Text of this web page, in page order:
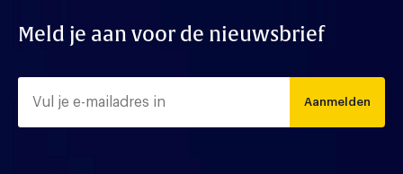
Meld je aan voor de nieuwsbrief
Aanmelden